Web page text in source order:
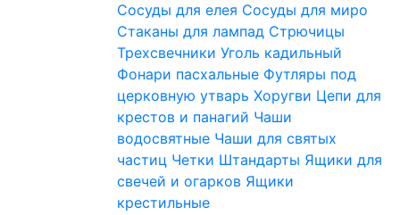
Сосуды для елея Сосуды для миро
Стаканы для лампад Стрючицы
Трехсвечники Уголь кадильный
Фонари пасхальные Футляры под
церковную утварь Хоругви Цепи для
крестов и панагий Чаши
водосвятные Чаши для святых
частиц Четки Штандарты Ящики для
свечей и огарков Ящики
крестильные